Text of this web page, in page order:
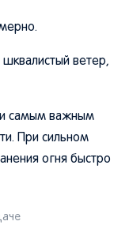
ветер,
самым важным
При сильном
огня быстро